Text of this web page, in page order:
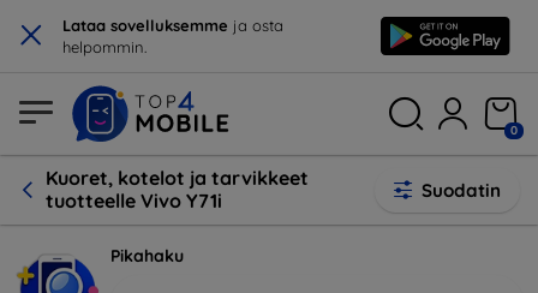
× Lataa sovelluksemme ja osta
helpommin.
0
Kuoret, kotelot ja tarvikkeet
tuotteelle Vivo Y71i
Suodatin
Pikahaku